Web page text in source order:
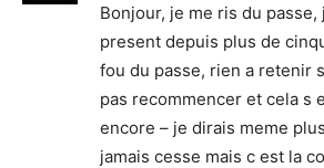
Bonjour, je me ris du passe,
present depuis plus de
fou du passe, rien a retenir
pas recommencer et cela s
encore – je dirais meme
jamais cesse mais c est la